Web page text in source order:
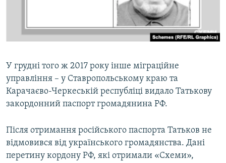
У грудні того ж 2017 року інше міграційне
управління – у Ставропольському краю та
Карачаєво-Черкеській республіці видало Татькову
закордонний паспорт громадянина РФ.
Після отримання російського паспорта Татьков не
відмовився від українського громадянства. Дані
перетину кордону РФ, які отримали «Схеми»,